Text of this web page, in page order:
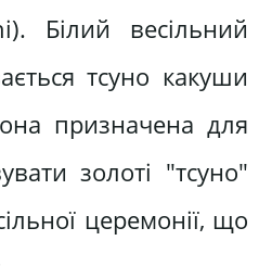
Білий весільний
тсуно какуши
призначена для
золоті "тсуно"
церемонії, що